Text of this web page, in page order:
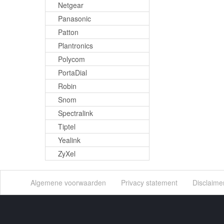
Netgear
Panasonic
Patton
Plantronics
Polycom
PortaDial
Robin
Snom
Spectralink
Tiptel
Yealink
ZyXel
Algemene voorwaarden Privacy statement